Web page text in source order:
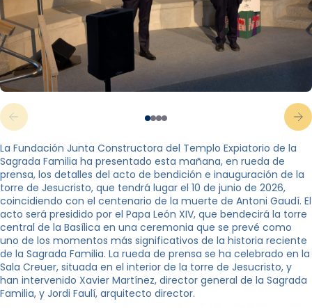
La Fundación Junta Constructora del Templo Expiatorio de la
Sagrada Familia ha presentado esta mañana, en rueda de
prensa, los detalles del acto de bendición e inauguración de la
torre de Jesucristo, que tendrá lugar el 10 de junio de 2026,
coincidiendo con el centenario de la muerte de Antoni Gaudí. El
acto será presidido por el Papa León XIV, que bendecirá la torre
central de la Basílica en una ceremonia que se prevé como
uno de los momentos más significativos de la historia reciente
de la Sagrada Familia. La rueda de prensa se ha celebrado en la
Sala Creuer, situada en el interior de la torre de Jesucristo, y
han intervenido Xavier Martínez, director general de la Sagrada
Familia, y Jordi Faulí, arquitecto director.